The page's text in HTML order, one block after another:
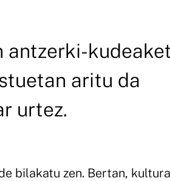
antzerki-
aritu da
urtez.
bilakatu zen. Bertan,